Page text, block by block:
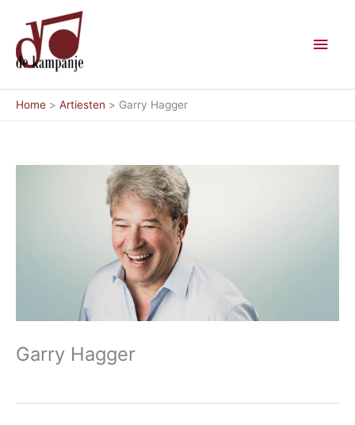
inhoud
Home Artiesten Garry Hagger
Garry Hagger